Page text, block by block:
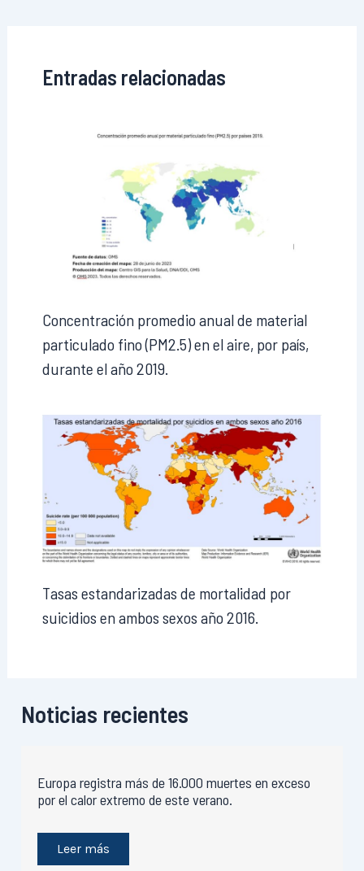
Entradas relacionadas
Concentración promedio anual de material
particulado fino (PM2.5) en el aire, por país,
durante el año 2019.
Tasas estandarizadas de mortalidad por
suicidios en ambos sexos año 2016.
Noticias recientes
Europa registra más de 16.000 muertes en exceso
por el calor extremo de este verano.
Leer más